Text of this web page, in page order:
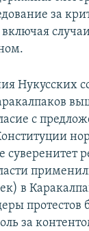
за
Нукусских
с
в
протестов
за